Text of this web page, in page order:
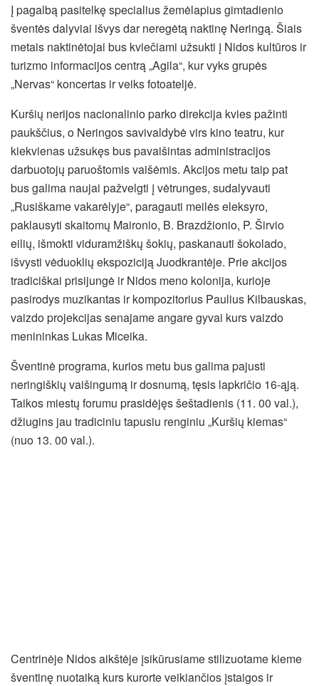
Į pagalbą pasitelkę specialius žemėlapius gimtadienio
šventės dalyviai išvys dar neregėtą naktinę Neringą. Šiais
metais naktinėtojai bus kviečiami užsukti į Nidos kultūros ir
turizmo informacijos centrą „Agila“, kur vyks grupės
„Nervas“ koncertas ir veiks fotoateljė.
Kuršių nerijos nacionalinio parko direkcija kvies pažinti
paukščius, o Neringos savivaldybė virs kino teatru, kur
kiekvienas užsukęs bus pavaišintas administracijos
darbuotojų paruoštomis vaišėmis. Akcijos metu taip pat
bus galima naujai pažvelgti į vėtrunges, sudalyvauti
„Rusiškame vakarėlyje“, paragauti meilės eleksyro,
paklausyti skaitomų Maironio, B. Brazdžionio, P. Širvio
eilių, išmokti viduramžiškų šokių, paskanauti šokolado,
išvysti vėduoklių ekspoziciją Juodkrantėje. Prie akcijos
tradiciškai prisijungė ir Nidos meno kolonija, kurioje
pasirodys muzikantas ir kompozitorius Paulius Kilbauskas,
vaizdo projekcijas senajame angare gyvai kurs vaizdo
menininkas Lukas Miceika.
Šventinė programa, kurios metu bus galima pajusti
neringiškių vaišingumą ir dosnumą, tęsis lapkričio 16-ąją.
Taikos miestų forumu prasidėjęs šeštadienis (11. 00 val.),
džiugins jau tradiciniu tapusiu renginiu „Kuršių kiemas“
(nuo 13. 00 val.).
Centrinėje Nidos aikštėje įsikūrusiame stilizuotame kieme
šventinę nuotaiką kurs kurorte veikiančios įstaigos ir